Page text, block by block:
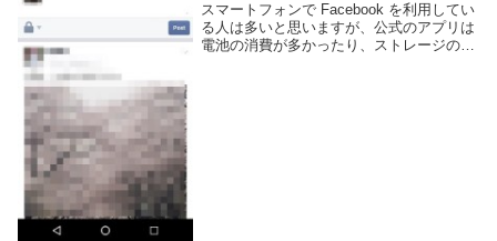
スマートフォンで Facebook を利用してい
る人は多いと思いますが、公式のアプリは
電池の消費が多かったり、ストレージの容